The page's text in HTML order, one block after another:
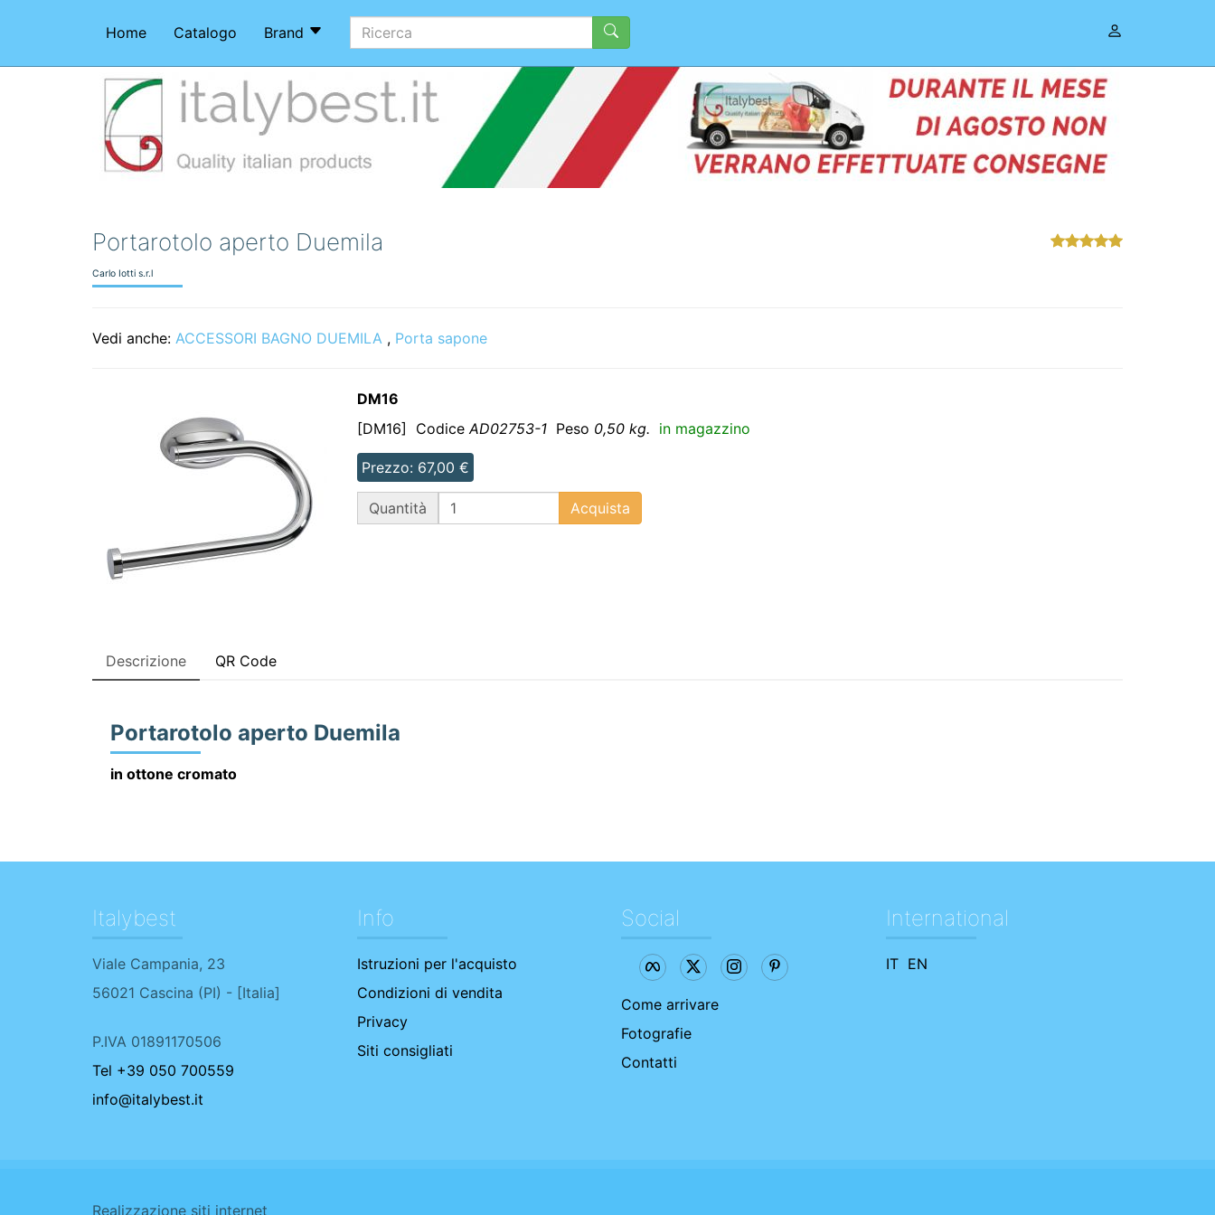
Home Catalogo Brand
Portarotolo aperto Duemila
Carlo Iotti s.r.l
Vedi anche: ACCESSORI BAGNO DUEMILA , Porta sapone
DM16
[DM16]
CodiceAD02753-1 Peso 0,50 kg. in magazzino
Prezzo: 67,00 €
QTQuantità Acquista
Descrizione QR Code
Portarotolo aperto Duemila
in ottone cromato
Italybest
Viale Campania, 23
56021 Cascina (PI) - [Italia]
P.IVA 01891170506
Tel +39 050 700559
info@italybest.it
Info
Istruzioni per l'acquisto
Condizioni di vendita
Privacy
Siti consigliati
Social
Come arrivare
Fotografie
Contatti
International
IT EN
Realizzazione siti internet